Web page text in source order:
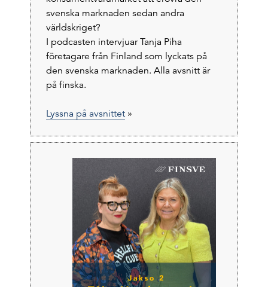
svenska marknaden sedan andra
världskriget?
I podcasten intervjuar Tanja Piha
företagare från Finland som lyckats på
den svenska marknaden. Alla avsnitt är
på finska.
Lyssna på avsnittet»